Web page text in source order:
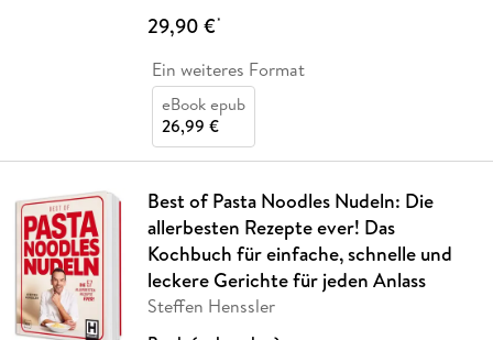
29,90 €*
Ein weiteres Format
eBook epub
26,99 €
Best of Pasta Noodles Nudeln: Die
allerbesten Rezepte ever! Das
Kochbuch für einfache, schnelle und
leckere Gerichte für jeden Anlass
Steffen Henssler